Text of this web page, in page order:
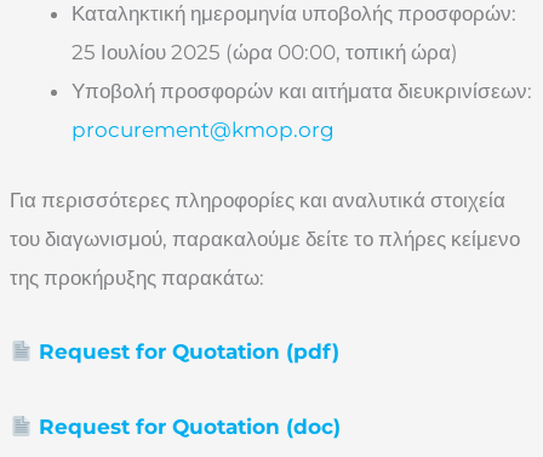
Καταληκτική ημερομηνία υποβολής προσφορών:
25 Ιουλίου 2025 (ώρα 00:00, τοπική ώρα)
Υποβολή προσφορών και αιτήματα διευκρινίσεων:
procurement@kmop.org
Για περισσότερες πληροφορίες και αναλυτικά στοιχεία
του διαγωνισμού, παρακαλούμε δείτε το πλήρες κείμενο
της προκήρυξης παρακάτω:
Request for Quotation (pdf)
Request for Quotation (doc)